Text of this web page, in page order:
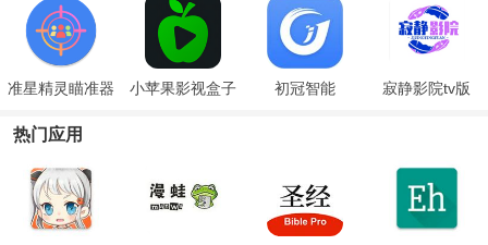
准星精灵瞄准器
小苹果影视盒子
初冠智能 寂静影院tv版
热门应用